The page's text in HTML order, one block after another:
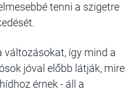
tenni a szigetre
változásokat, így mind a
jóval előbb látják, mire
érnek - áll a